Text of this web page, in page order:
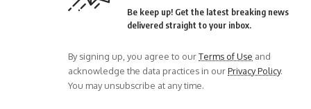
Be keep up! Get the latest breaking news
delivered straight to your inbox.
By signing up, you agree to ourTerms of Use and
acknowledge the data practices in ourPrivacy Policy.
You may unsubscribe at any time.